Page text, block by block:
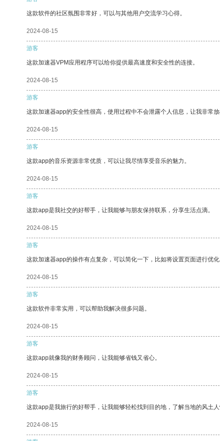
这款软件的社区氛围非常好，可以与其他用户交流学习心得。
2024-08-15
游客
这款加速器VPM应用程序可以给你提供最高速度和安全性的连接。
2024-08-15
游客
这款加速器app的安全性很高，使用过程中不会泄露个人信息，让我非常
2024-08-15
游客
这款app的音乐资源非常优质，可以让我尽情享受音乐的魅力。
2024-08-15
游客
这款app是我社交的好帮手，让我能够与朋友保持联系，分享生活点滴。
2024-08-15
游客
这款加速器app的操作有点复杂，可以简化一下，比如将设置页面进行优
2024-08-15
游客
这款软件非常实用，可以帮助我解决很多问题。
2024-08-15
游客
这款app就像我的财务顾问，让我能够省钱又省心。
2024-08-15
游客
这款app是我旅行的好帮手，让我能够轻松找到目的地，了解当地的风土
2024-08-15